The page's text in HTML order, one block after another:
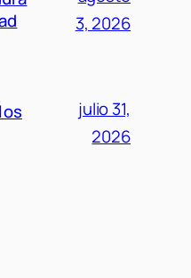
3, 2026
julio 31,
2026